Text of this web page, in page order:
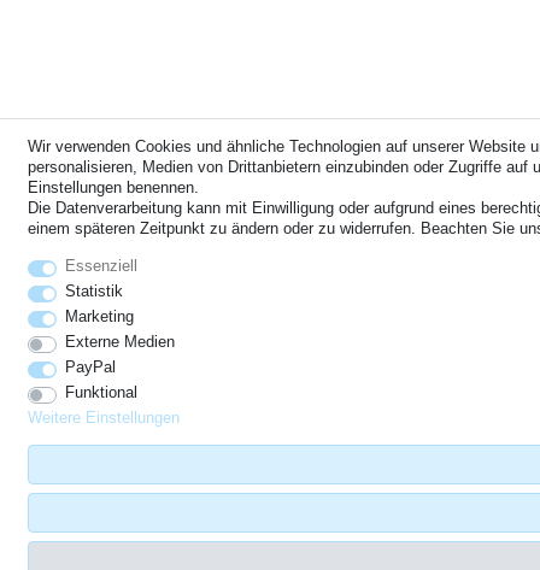
Wir verwenden Cookies und ähnliche Technologien auf unserer
personalisieren, Medien von Drittanbietern einzubinden oder Zugriffe
Einstellungen benennen.
Die Datenverarbeitung kann mit Einwilligung oder aufgrund eines
einem späteren Zeitpunkt zu ändern oder zu widerrufen. Beachten Sie
Essenziell
Statistik
Marketing
Externe Medien
PayPal
Funktional
Weitere Einstellungen